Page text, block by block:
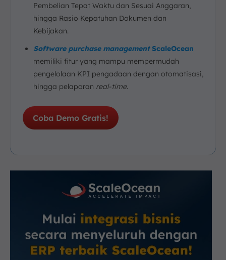
Pembelian Tepat Waktu dan Sesuai Anggaran,
hingga Rasio Kepatuhan Dokumen dan
Kebijakan.
Software purchase managementScaleOcean
memiliki fitur yang mampu mempermudah
pengelolaan KPI pengadaan dengan otomatisasi,
hingga pelaporan real-time.
Coba Demo Gratis!